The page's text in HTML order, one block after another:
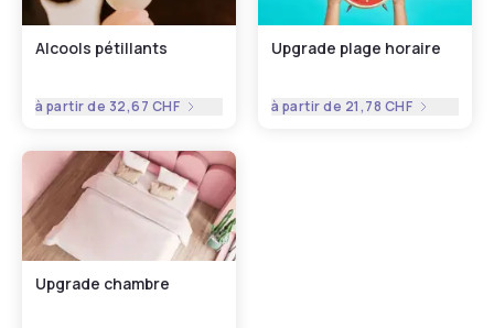
Alcools pétillants
à partir de 32,67 CHF
Upgrade plage horaire
à partir de 21,78 CHF
Upgrade chambre